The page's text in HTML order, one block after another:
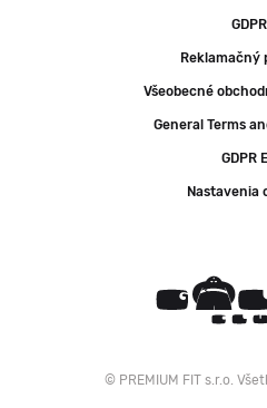
GDPR
Reklamačný
Všeobecné
General Terms
GDPR
Nastavenia
© PREMIUM FIT s.r.o.